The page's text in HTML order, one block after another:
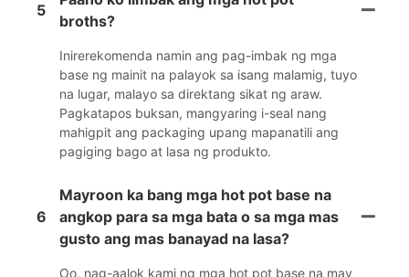
5
broths?
Inirerekomenda namin ang pag-imbak ng mga
base ng mainit na palayok sa isang malamig, tuyo
na lugar, malayo sa direktang sikat ng araw.
Pagkatapos buksan, mangyaring i-seal nang
mahigpit ang packaging upang mapanatili ang
pagiging bago at lasa ng produkto.
6
Mayroon ka bang mga hot pot base na
angkop para sa mga bata o sa mga mas
gusto ang mas banayad na lasa?
Oo, nag-aalok kami ng mga hot pot base na may